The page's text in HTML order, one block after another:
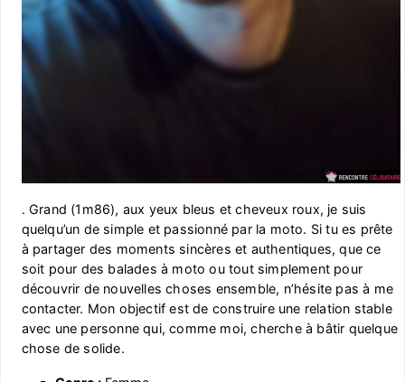
. Grand (1m86), aux yeux bleus et cheveux roux, je suis
quelqu’un de simple et passionné par la moto. Si tu es prête
à partager des moments sincères et authentiques, que ce
soit pour des balades à moto ou tout simplement pour
découvrir de nouvelles choses ensemble, n’hésite pas à me
contacter. Mon objectif est de construire une relation stable
avec une personne qui, comme moi, cherche à bâtir quelque
chose de solide.